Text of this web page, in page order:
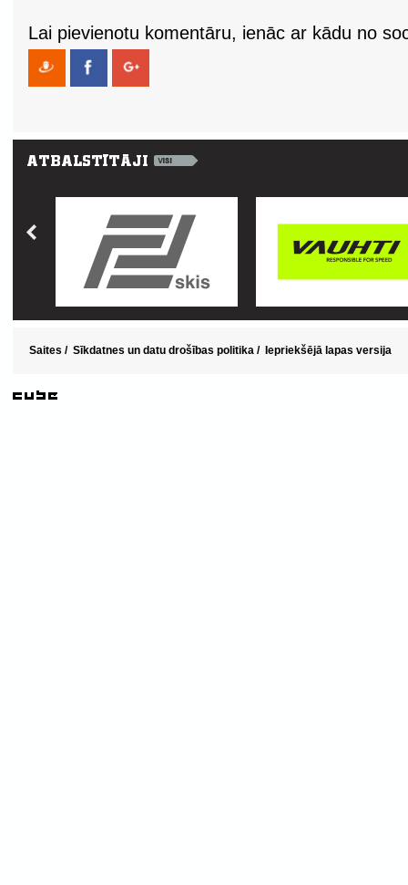
Lai pievienotu komentāru, ienāc ar kādu no
Saites / Sīkdatnes un datu drošības politika / Iepriekšējā lapas versija